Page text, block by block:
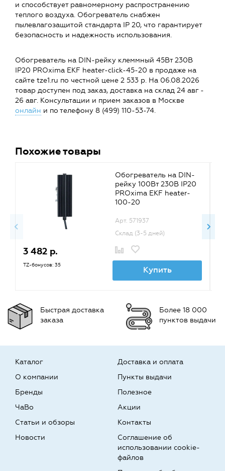
и способствует равномерному распространению
теплого воздуха. Обогреватель снабжен
пылевлагозащитой стандарта IP 20, что гарантирует
безопасность и надежность использования.
Обогреватель на DIN-рейку клеммный 45Вт 230В
IP20 PROxima EKF heater-click-45-20 в продаже на
сайте tze1.ru по честной цене 2 533 р. На 06.08.2026
товар доступен под заказ, доставка на склад 24 авг -
26 авг. Консультации и прием заказов в Москве
онлайн и по телефону 8 (499) 110-53-74.
Похожие товары
Обогреватель на DIN-
рейку 100Вт 230В IP20
PROxima EKF heater-
100-20
Арт. 571937
Склад (3-5 дней)
3 482 р.
TZ-бонусов: 35 Купить
Быстрая доставка
заказа
Более 18 000
пунктов выдачи
Каталог
О компании
Бренды
Доставка и оплата
Пункты выдачи
Полезное
ЧаВо
Статьи и обзоры
Новости
Акции
Контакты
Соглашение об
использовании cookie-
файлов